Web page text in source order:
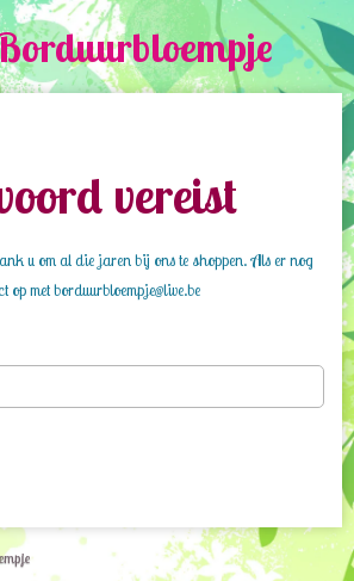
vereist
u om al die jaren bij ons te shoppen. Als er nog
op met borduurbloempje@live.be